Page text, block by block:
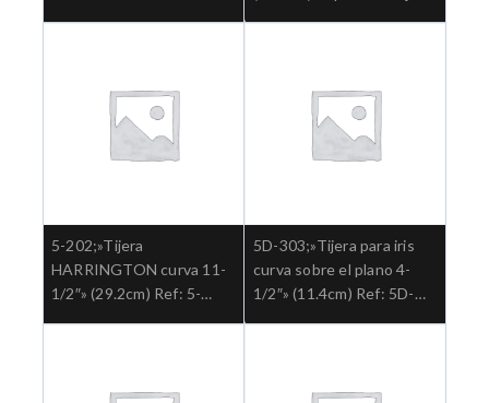
5-202;»Tijera
HARRINGTON curva 11-
1/2″» (29.2cm) Ref: 5-
5D-303;»Tijera para iris
curva sobre el plano 4-
1/2″» (11.4cm) Ref: 5D-